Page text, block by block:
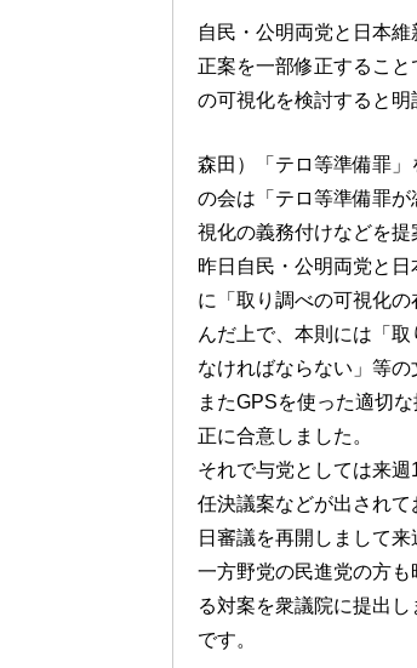
自民・公明両党と日本
正案を一部修正するこ
の可視化を検討すると明
森田）「テロ等準備罪
の会は「テロ等準備罪
視化の義務付けなどを提
昨日自民・公明両党と
に「取り調べの可視化
んだ上で、本則には「
なければならない」等の
またGPSを使った適切
正に合意しました。
それで与党としては来
任決議案などが出され
日審議を再開しまして
一方野党の民進党の方
る対案を衆議院に提出
です。